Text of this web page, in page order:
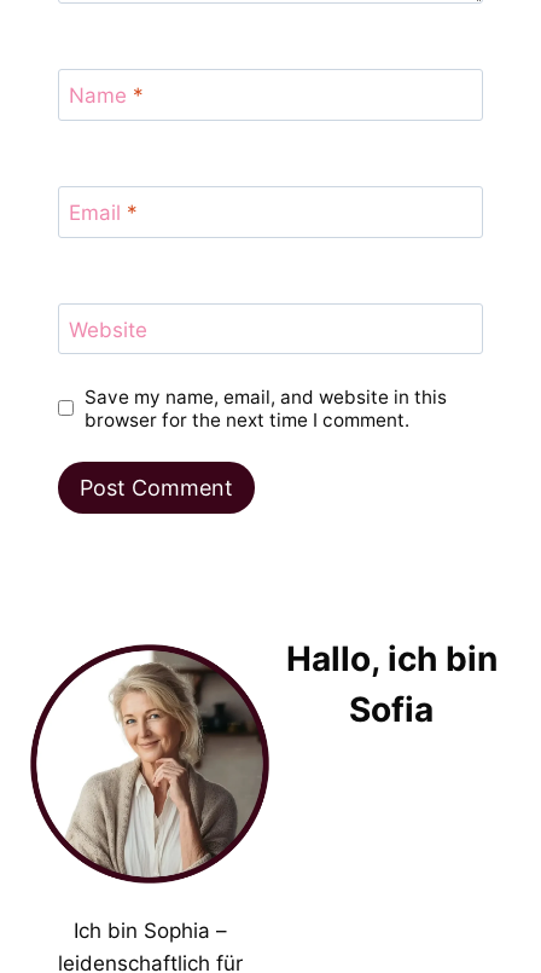
Name *
Email *
Website
Save my name, email, and website in this
browser for the next time I comment.
Hallo, ich bin
Sofia
Ich bin Sophia –
leidenschaftlich für